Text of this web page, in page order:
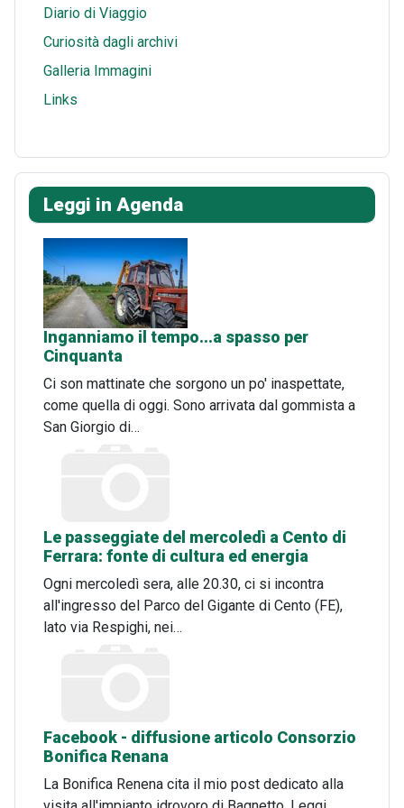
Diario di Viaggio
Curiosità dagli archivi
Galleria Immagini
Links
Leggi in Agenda
Inganniamo il tempo...a spasso per
Cinquanta
Ci son mattinate che sorgono un po' inaspettate,
come quella di oggi. Sono arrivata dal gommista a
San Giorgio di…
Le passeggiate del mercoledì a Cento di
Ferrara: fonte di cultura ed energia
Ogni mercoledì sera, alle 20.30, ci si incontra
all'ingresso del Parco del Gigante di Cento (FE),
lato via Respighi, nei…
Facebook - diffusione articolo Consorzio
Bonifica Renana
La Bonifica Renena cita il mio post dedicato alla